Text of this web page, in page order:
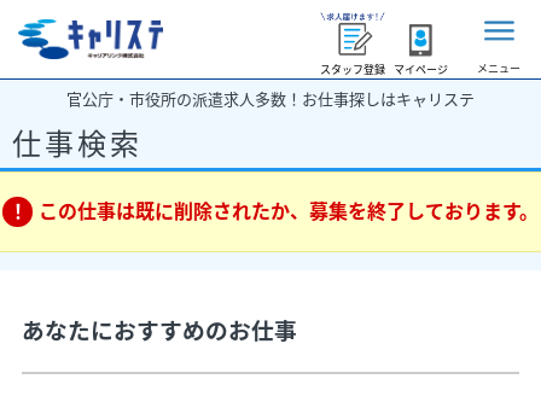
スタッフ登録 マイページ メニュー
官公庁・市役所の派遣求人多数！お仕事探しはキャリステ
仕事検索
この仕事は既に削除されたか、募集を終了しております。
あなたにおすすめのお仕事